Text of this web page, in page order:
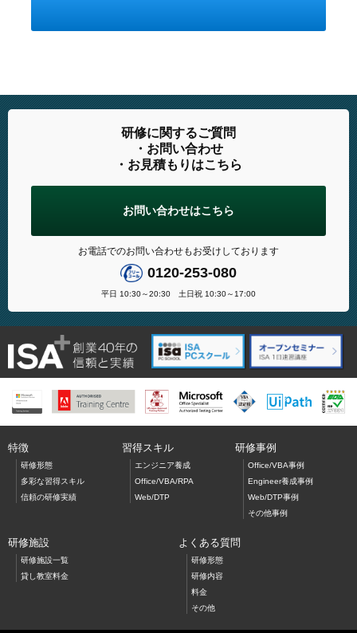
研修に関するご質問
・お問い合わせ
・お見積もりはこちら
お問い合わせはこちら
お電話でのお問い合わせもお受けしております
0120-253-080
平日 10:30～20:30 土日祝 10:30～17:00
特徴
研修形態
多彩な習得スキル
信頼の研修実績
習得スキル
エンジニア養成
Office/VBA/RPA
Web/DTP
研修事例
Office/VBA事例
Engineer養成事例
Web/DTP事例
その他事例
研修施設
研修施設一覧
貸し教室料金
よくある質問
研修形態
研修内容
料金
その他